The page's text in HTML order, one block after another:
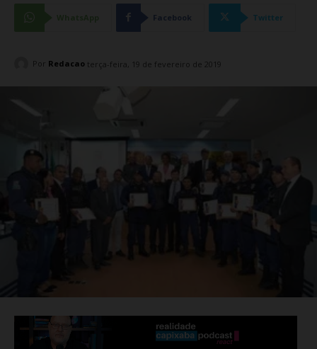
Facebook Twitter
Por Redacao terça-feira, 19 de fevereiro de 2019